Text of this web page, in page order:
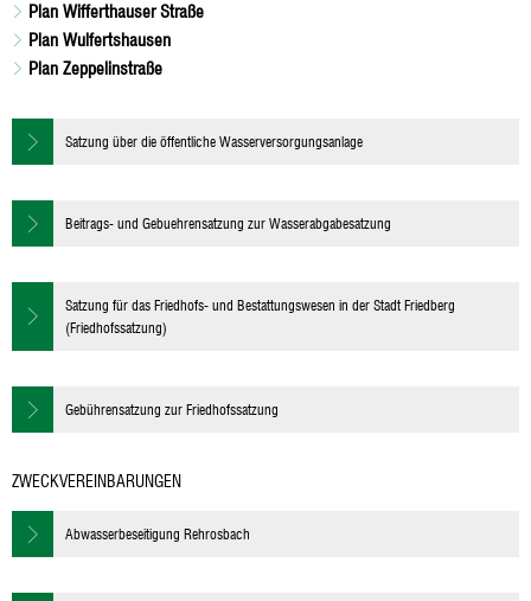
Plan Wifferthauser Straße
Plan Wulfertshausen
Plan Zeppelinstraße
Satzung über die öffentliche Wasserversorgungsanlage
Beitrags- und Gebuehrensatzung zur Wasserabgabesatzung
Satzung für das Friedhofs- und Bestattungswesen in der Stadt Friedberg
(Friedhofssatzung)
Gebührensatzung zur Friedhofssatzung
ZWECKVEREINBARUNGEN
Abwasserbeseitigung Rehrosbach